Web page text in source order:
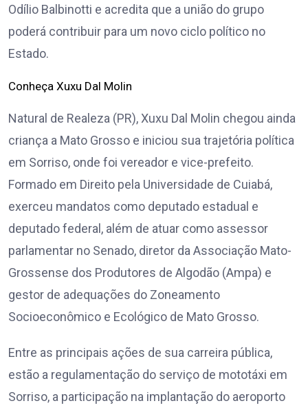
Odílio Balbinotti e acredita que a união do grupo
poderá contribuir para um novo ciclo político no
Estado.
Conheça Xuxu Dal Molin
Natural de Realeza (PR), Xuxu Dal Molin chegou ainda
criança a Mato Grosso e iniciou sua trajetória política
em Sorriso, onde foi vereador e vice-prefeito.
Formado em Direito pela Universidade de Cuiabá,
exerceu mandatos como deputado estadual e
deputado federal, além de atuar como assessor
parlamentar no Senado, diretor da Associação Mato-
Grossense dos Produtores de Algodão (Ampa) e
gestor de adequações do Zoneamento
Socioeconômico e Ecológico de Mato Grosso.
Entre as principais ações de sua carreira pública,
estão a regulamentação do serviço de mototáxi em
Sorriso, a participação na implantação do aeroporto